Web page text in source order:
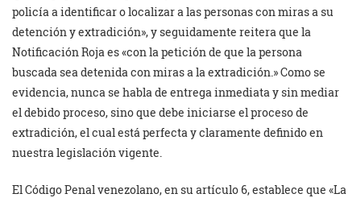
policía a identificar o localizar a las personas con miras a su
detención y extradición», y seguidamente reitera que la
Notificación Roja es «con la petición de que la persona
buscada sea detenida con miras a la extradición.» Como se
evidencia, nunca se habla de entrega inmediata y sin mediar
el debido proceso, sino que debe iniciarse el proceso de
extradición, el cual está perfecta y claramente definido en
nuestra legislación vigente.
El Código Penal venezolano, en su artículo 6, establece que «La